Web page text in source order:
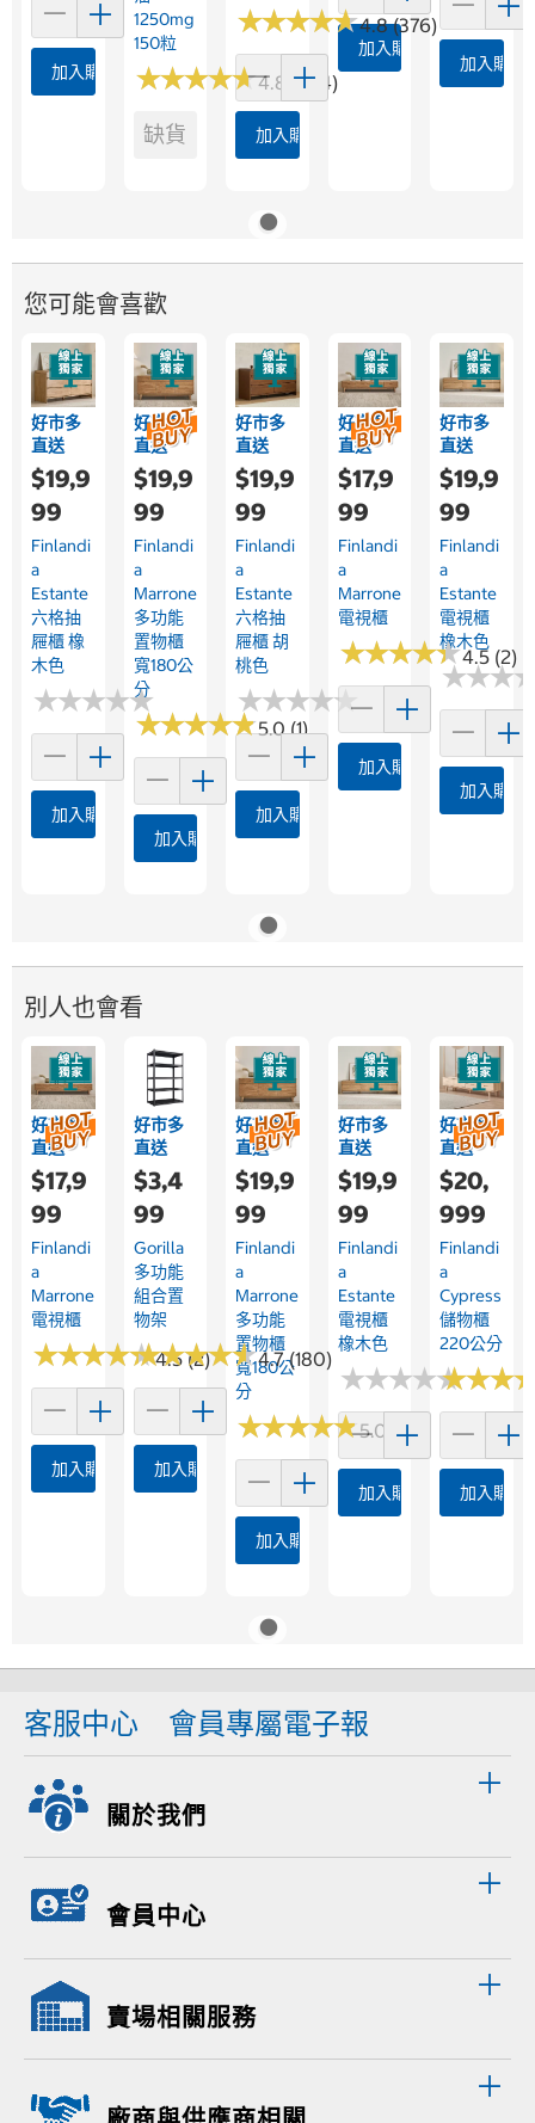
加入購物車
1250mg
150粒
★★★★★
★★★★★4.8 (364)
缺貨
★★★★★
★★★★★4.8 (376)
加入購物車
加入購物車
加入購物
您可能會喜歡
好市多
直送
$19,9
99
Finlandi
A
Estante
六格抽
屜櫃 橡
木色
★★★★★
★★★★★
加入購物車
好市多
直送
$19,9
99
Finlandi
A
Marrone
多功能
置物櫃
寬180公
分
★★★★★
★★★★★5.0 (1)
加入購物車
好市多
直送
$19,9
99
Finlandi
A
Estante
六格抽
屜櫃 胡
桃色
★★★★★
★★★★★
加入購物車
好市多
直送
$17,9
99
Finlandi
A
Marrone
電視櫃
★★★★★
★★★★★4.5 (2)
加入購物車
好市多
直送
$19,9
99
Finlandi
A
Estante
電視櫃
橡木色
★★★
★★★
加入購物
別人也會看
好市多
直送
$17,9
99
Finlandi
A
Marrone
電視櫃
★★★★★
★★★★★4.5 (2)
加入購物車
好市多
直送
$3,4
99
Gorilla
多功能
組合置
物架
★★★★★
★★★★★4.7 (180)
加入購物車
好市多
直送
$19,9
99
Finlandi
A
Marrone
多功能
置物櫃
寬180公
分
★★★★★
★★★★★5.0 (1)
加入購物車
好市多
直送
$19,9
99
Finlandi
A
Estante
電視櫃
橡木色
★★★★★
★★★★★
加入購物車
好市多
直送
$20,
999
Finlandi
A
Cypress
儲物櫃
220公分
★★★
★★★
加入購物
客服中心 會員專屬電子報
關於我們
會員中心
賣場相關服務